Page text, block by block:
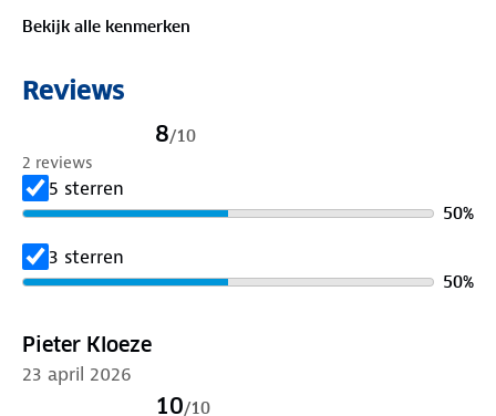
goed zichtbaar voor je medeweggebruikers.
Bekijk alle kenmerken
Reviews
8/10
2 reviews
5 sterren
50%
3 sterren
50%
Pieter Kloeze
23 april 2026
10/10